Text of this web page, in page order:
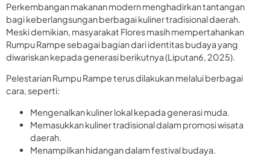
Perkembangan makanan modern menghadirkan tantangan
bagi keberlangsungan berbagai kuliner tradisional daerah.
Meski demikian, masyarakat Flores masih mempertahankan
Rumpu Rampe sebagai bagian dari identitas budaya yang
diwariskan kepada generasi berikutnya (Liputan6, 2025).
Pelestarian Rumpu Rampe terus dilakukan melalui berbagai
cara, seperti:
Mengenalkan kuliner lokal kepada generasi muda.
Memasukkan kuliner tradisional dalam promosi wisata
daerah.
Menampilkan hidangan dalam festival budaya.